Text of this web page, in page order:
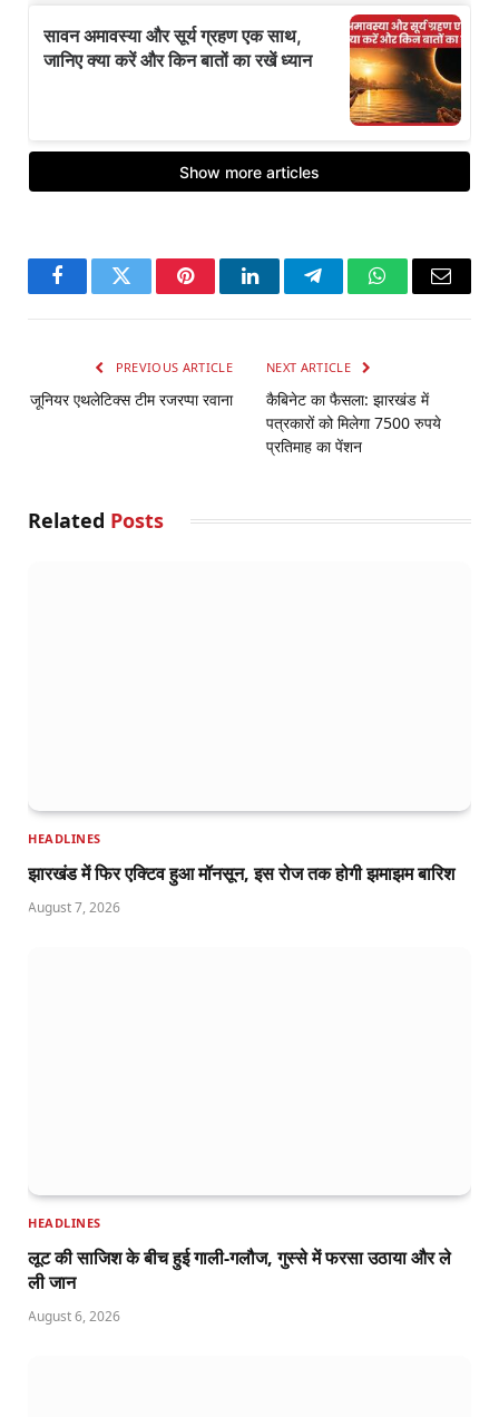
FacebookTwitter PinterestLinkedInTelegramWhatsApp
Email
PREVIOUS ARTICLE
जूनियर एथलेटिक्स टीम रजरप्पा रवाना
NEXT ARTICLE
कैबिनेट का फैसला: झारखंड में
पत्रकारों को मिलेगा 7500 रुपये
प्रतिमाह का पेंशन
Related Posts
HEADLINES
झारखंड में फिर एक्टिव हुआ मॉनसून, इस रोज तक होगी झमाझम बारिश
August 7, 2026
HEADLINES
लूट की साजिश के बीच हुई गाली-गलौज, गुस्से में फरसा उठाया और ले
ली जान
August 6, 2026